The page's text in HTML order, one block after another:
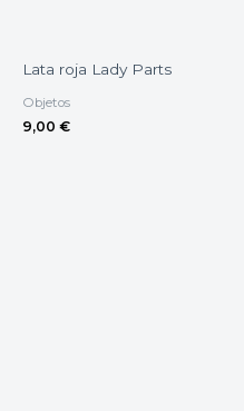
Lata roja Lady Parts
Objetos
9,00 €